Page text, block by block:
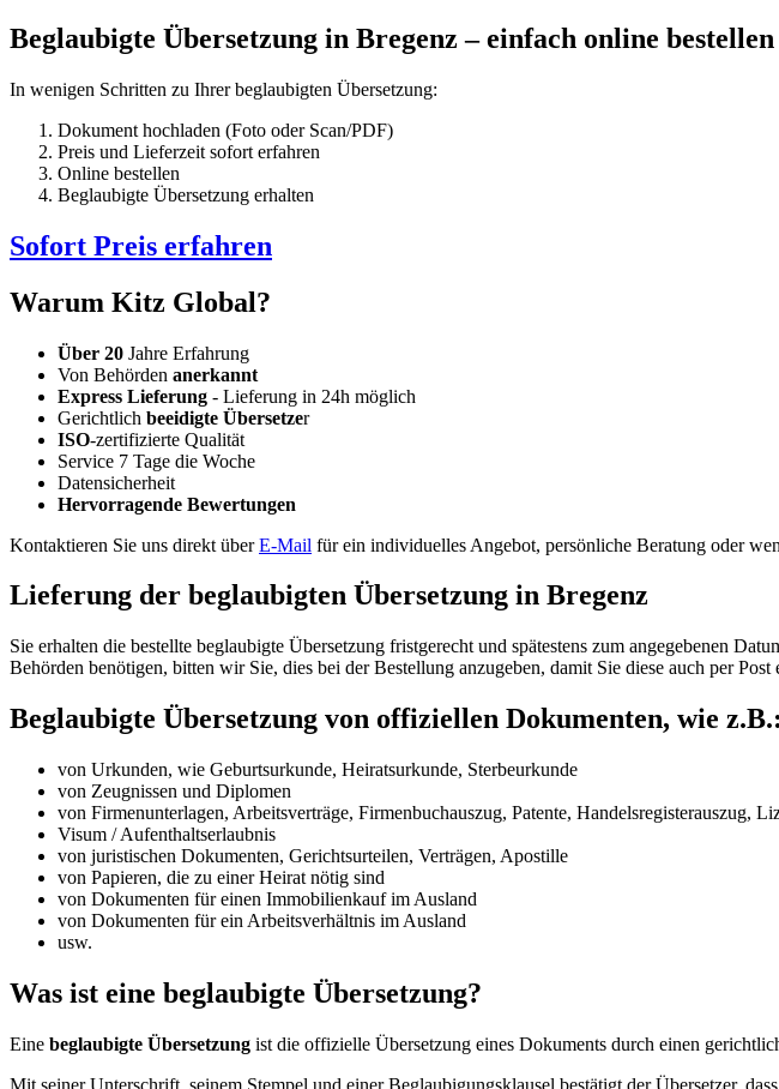
Beglaubigte Übersetzung in Bregenz – einfach online bestellen
In wenigen Schritten zu Ihrer beglaubigten Übersetzung:
Dokument hochladen (Foto oder Scan/PDF)
Preis und Lieferzeit sofort erfahren
Online bestellen
Beglaubigte Übersetzung erhalten
Sofort Preis erfahren
Warum Kitz Global?
Über 20 Jahre Erfahrung
Von Behörden anerkannt
Express Lieferung - Lieferung in 24h möglich
Gerichtlich beeidigte Übersetzer
ISO-zertifizierte Qualität
Service 7 Tage die Woche
Datensicherheit
Hervorragende Bewertungen
Kontaktieren Sie uns direkt überE-Mail für ein individuelles Angebot, persönliche Beratung oder
Lieferung der beglaubigten Übersetzung in Bregenz
Sie erhalten die bestellte beglaubigte Übersetzung fristgerecht und spätestens zum angegebenen
Behörden benötigen, bitten wir Sie, dies bei der Bestellung anzugeben, damit Sie diese auch per Post
Beglaubigte Übersetzung von offiziellen Dokumenten, wie z.B.:
von Urkunden, wie Geburtsurkunde, Heiratsurkunde, Sterbeurkunde
von Zeugnissen und Diplomen
von Firmenunterlagen, Arbeitsverträge, Firmenbuchauszug, Patente, Handelsregisterauszug,
Visum / Aufenthaltserlaubnis
von juristischen Dokumenten, Gerichtsurteilen, Verträgen, Apostille
von Papieren, die zu einer Heirat nötig sind
von Dokumenten für einen Immobilienkauf im Ausland
von Dokumenten für ein Arbeitsverhältnis im Ausland
usw.
Was ist eine beglaubigte Übersetzung?
Eine beglaubigte Übersetzung ist die offizielle Übersetzung eines Dokuments durch einen
Mit seiner Unterschrift, seinem Stempel und einer Beglaubigungsklausel bestätigt der Übersetzer,